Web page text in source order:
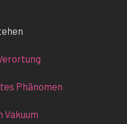
Phänomen